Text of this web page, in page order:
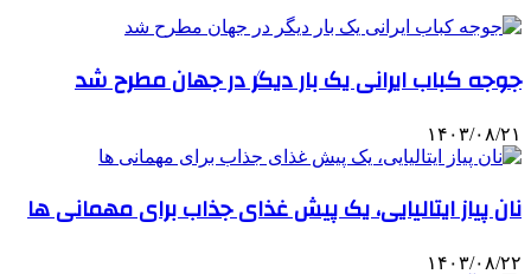
جوجه کباب ایرانی یک بار دیگر در جهان مطرح شد
۱۴۰۳/۰۸/۲۱
نان پیاز ایتالیایی، یک پیش غذای جذاب برای مهمانی ها
۱۴۰۳/۰۸/۲۲